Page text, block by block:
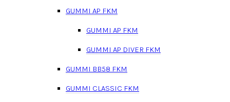
GUMMI AP FKM
GUMMI AP FKM
GUMMI AP DIVER FKM
GUMMI BB58 FKM
GUMMI CLASSIC FKM